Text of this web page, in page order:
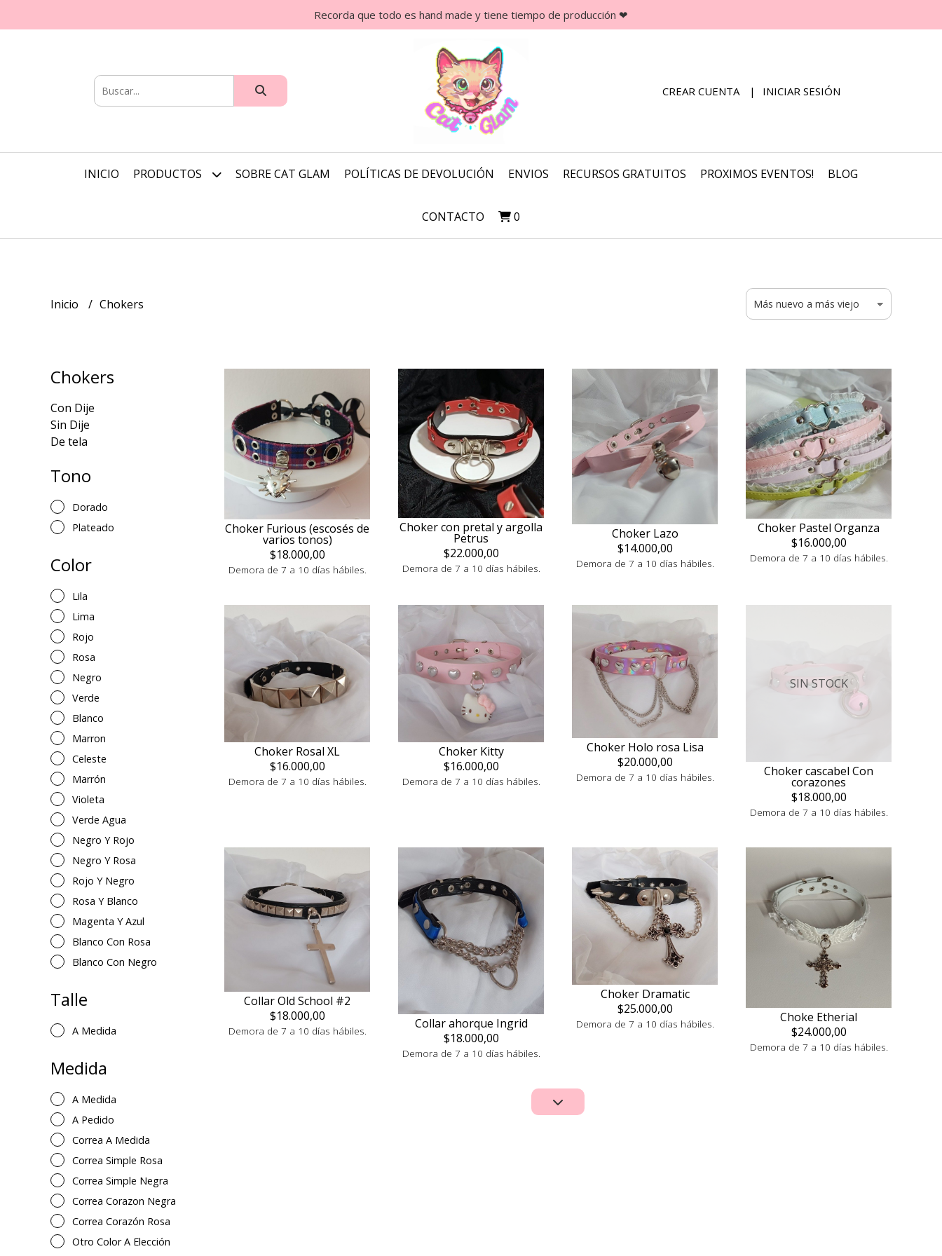
Recorda que todo es hand made y tiene tiempo de producción ❤
CREAR CUENTA INICIAR SESIÓN
INICIO PRODUCTOS SOBRE CAT GLAM POLÍTICAS DE DEVOLUCIÓN ENVIOS RECURSOS GRATUITOS PROXIMOS EVENTOS! BLOG
CONTACTO 0
Inicio Chokers
Chokers
Con Dije
Sin Dije
De tela
Tono
Dorado
Plateado
Color
Lila
Lima
Rojo
Rosa
Negro
Verde
Blanco
Marron
Celeste
Marrón
Violeta
Verde Agua
Negro Y Rojo
Negro Y Rosa
Rojo Y Negro
Rosa Y Blanco
Magenta Y Azul
Blanco Con Rosa
Blanco Con Negro
Talle
A Medida
Medida
A Medida
A Pedido
Correa A Medida
Correa Simple Rosa
Correa Simple Negra
Correa Corazon Negra
Correa Corazón Rosa
Otro Color A Elección
Choker Furious (escosés de
varios tonos)
$18.000,00
Demora de 7 a 10 días hábiles.
Choker con pretal y argolla
Petrus
$22.000,00
Demora de 7 a 10 días hábiles.
Choker Lazo
$14.000,00
Demora de 7 a 10 días hábiles.
Choker Pastel Organza
$16.000,00
Demora de 7 a 10 días hábiles.
Choker Rosal XL
$16.000,00
Demora de 7 a 10 días hábiles.
Choker Kitty
$16.000,00
Demora de 7 a 10 días hábiles.
Choker Holo rosa Lisa
$20.000,00
Demora de 7 a 10 días hábiles.
SIN STOCK
Choker cascabel Con
corazones
$18.000,00
Demora de 7 a 10 días hábiles.
Collar Old School #2
$18.000,00
Demora de 7 a 10 días hábiles.
Collar ahorque Ingrid
$18.000,00
Demora de 7 a 10 días hábiles.
Choker Dramatic
$25.000,00
Demora de 7 a 10 días hábiles.
Choke Etherial
$24.000,00
Demora de 7 a 10 días hábiles.